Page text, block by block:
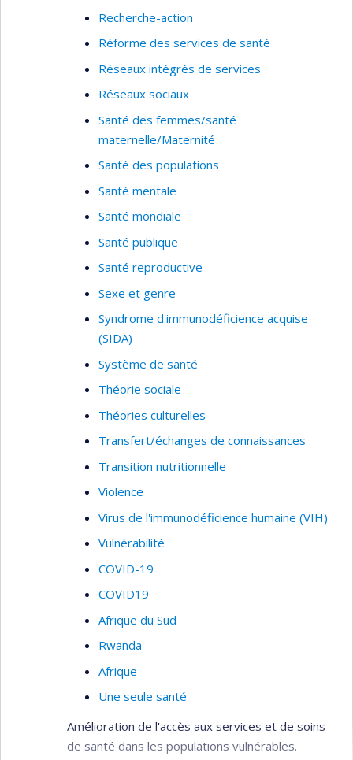
Recherche-action
Réforme des services de santé
Réseaux intégrés de services
Réseaux sociaux
Santé des femmes/santé
maternelle/Maternité
Santé des populations
Santé mentale
Santé mondiale
Santé publique
Santé reproductive
Sexe et genre
Syndrome d'immunodéficience acquise
(SIDA)
Système de santé
Théorie sociale
Théories culturelles
Transfert/échanges de connaissances
Transition nutritionnelle
Violence
Virus de l'immunodéficience humaine (VIH)
Vulnérabilité
COVID-19
COVID19
Afrique du Sud
Rwanda
Afrique
Une seule santé
Amélioration de l'accès aux services et de soins
de santé dans les populations vulnérables.